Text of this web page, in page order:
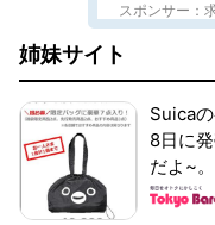
スポンサー：
姉妹サイト
Suica
8日に
だよ~。